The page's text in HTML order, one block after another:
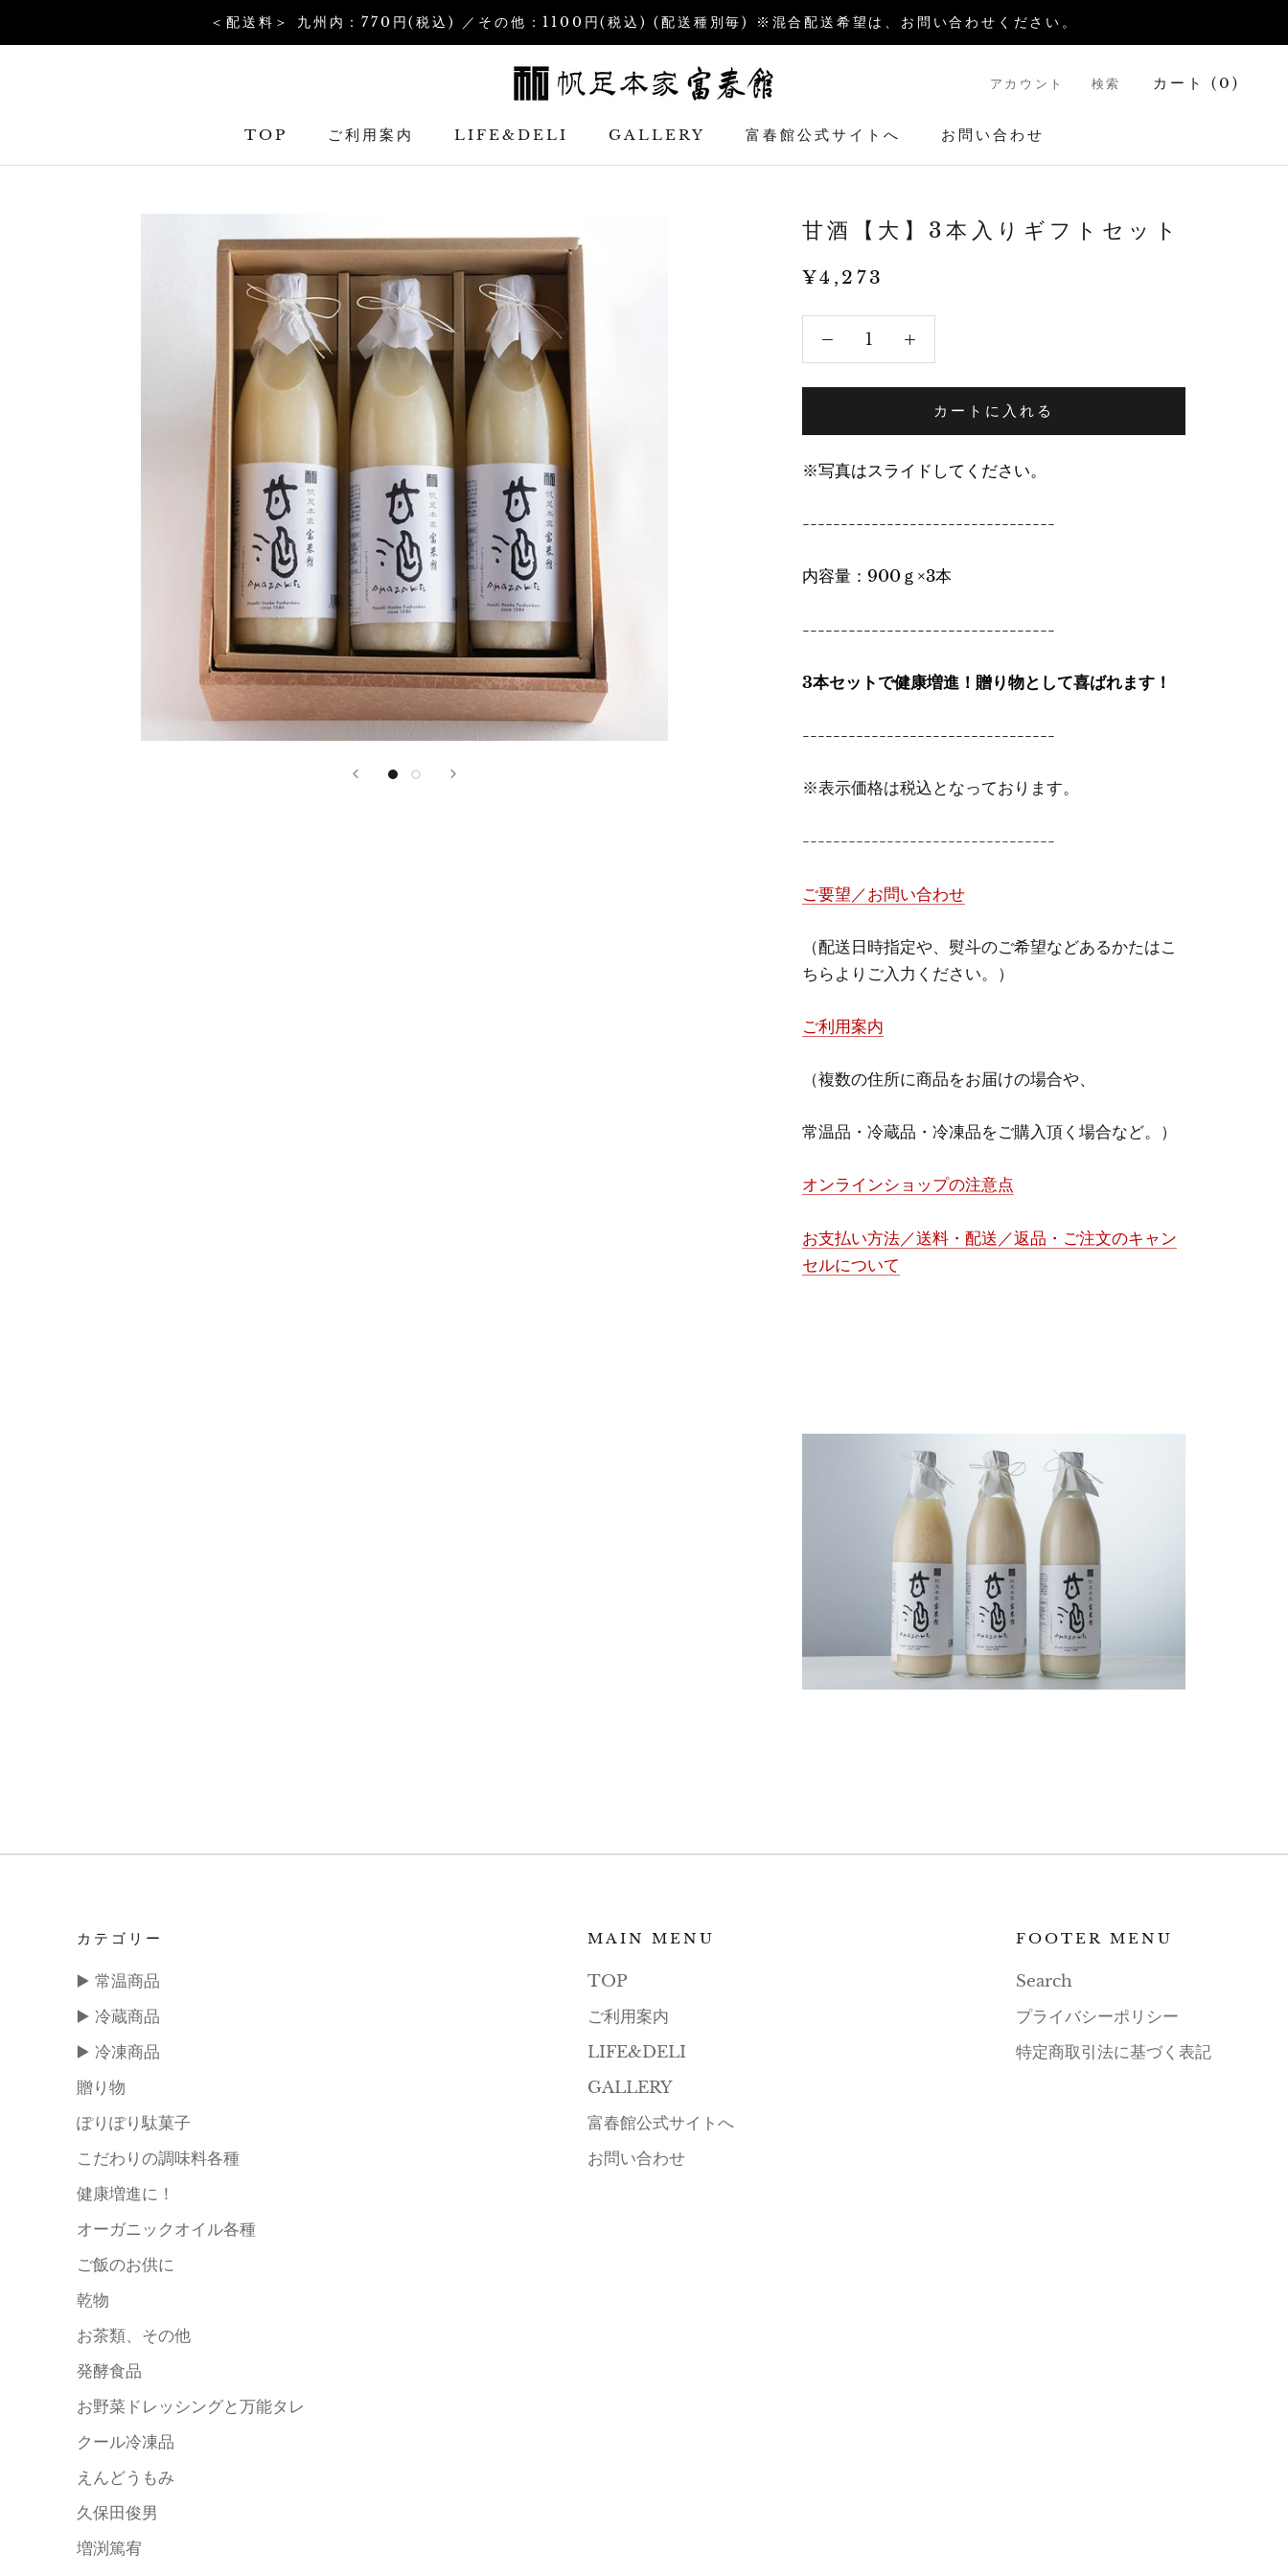
＜配送料＞ 九州内：770円(税込) ／その他：1100円(税込) (配送種別毎) ※混合配送希望は、お問い合わせください。
TOP
ご利用案内 LIFE&DELI GALLERY
富春館公式サイトへ
お問い合わせ
アカウント 検索 カート ( 0 )
甘酒【大】3本入りギフトセット
¥4,273
カートに入れる
※写真はスライドしてください。
---------------------------------
内容量：900ｇ×3本
---------------------------------
3本セットで健康増進！贈り物として喜ばれます！
---------------------------------
※表示価格は税込となっております。
---------------------------------
ご要望／お問い合わせ
（配送日時指定や、熨斗のご希望などあるかたはこ
ちらよりご入力ください。）
ご利用案内
（複数の住所に商品をお届けの場合や、
常温品・冷蔵品・冷凍品をご購入頂く場合など。）
オンラインショップの注意点
お支払い方法／送料・配送／返品・ご注文のキャン
セルについて
カテゴリー
▶️ 常温商品
▶️ 冷蔵商品
▶️ 冷凍商品
贈り物
ぽりぽり駄菓子
こだわりの調味料各種
健康増進に！
オーガニックオイル各種
ご飯のお供に
乾物
お茶類、その他
発酵食品
お野菜ドレッシングと万能タレ
クール冷凍品
えんどうもみ
久保田俊男
増渕篤宥
MAIN MENU
TOP
ご利用案内
LIFE&DELI
GALLERY
富春館公式サイトへ
お問い合わせ
FOOTER MENU
Search
プライバシーポリシー
特定商取引法に基づく表記